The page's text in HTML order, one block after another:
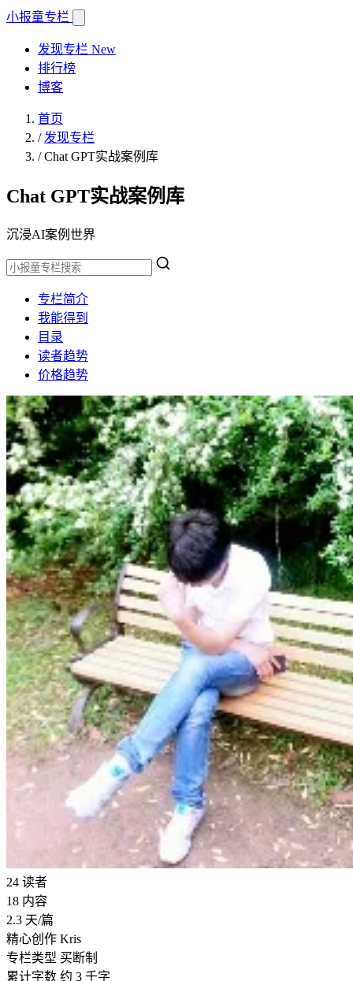
小报童专栏
发现专栏 New
排行榜
博客
首页
/ 发现专栏
/Chat GPT实战案例库
Chat GPT实战案例库
沉浸AI案例世界
专栏简介
我能得到
目录
读者趋势
价格趋势
24 读者
18 内容
2.3 天/篇
精心创作 Kris
专栏类型 买断制
累计字数 约 3 千字